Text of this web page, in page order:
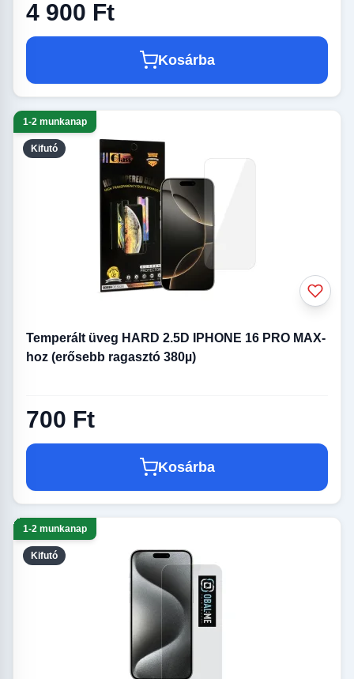
4 900 Ft
Kosárba
Kifutó
1-2 munkanap
Temperált üveg HARD 2.5D IPHONE 16 PRO MAX-
hoz (erősebb ragasztó 380µ)
700 Ft
Kosárba
Kifutó
1-2 munkanap